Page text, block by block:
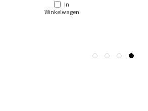
In
Winkelwagen